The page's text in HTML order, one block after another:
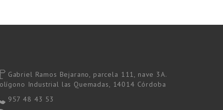
Gabriel Ramos Bejarano, parcela 111, nave 3A.
Industrial las Quemadas, 14014 Córdoba
957 48 43 53